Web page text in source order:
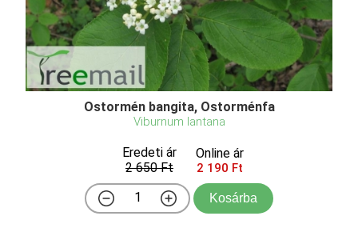
Ostormén bangita, Ostorménfa
Viburnum lantana
Eredeti ár
2 650 Ft
Online ár
2 190 Ft
Kosárba